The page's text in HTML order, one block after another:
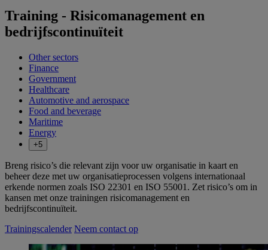
Training - Risicomanagement en
bedrijfscontinuïteit
Other sectors
Finance
Government
Healthcare
Automotive and aerospace
Food and beverage
Maritime
Energy
+5
Breng risico’s die relevant zijn voor uw organisatie in kaart en
beheer deze met uw organisatieprocessen volgens internationaal
erkende normen zoals ISO 22301 en ISO 55001. Zet risico’s om in
kansen met onze trainingen risicomanagement en
bedrijfscontinuïteit.
Trainingscalender Neem contact op